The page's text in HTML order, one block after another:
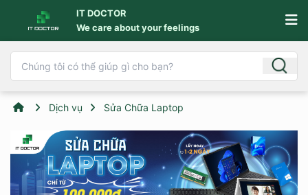
IT DOCTOR
We care about your feelings
Dịch vụ Sửa Chữa Laptop